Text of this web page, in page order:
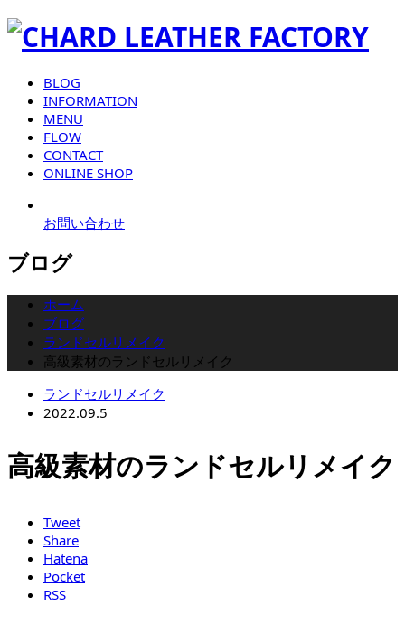
BLOG
INFORMATION
MENU
FLOW
CONTACT
ONLINE SHOP
お問い合わせ
ブログ
ホーム
ブログ
ランドセルリメイク
高級素材のランドセルリメイク
ランドセルリメイク
2022.09.5
高級素材のランドセルリメイク
Tweet
Share
Hatena
Pocket
RSS